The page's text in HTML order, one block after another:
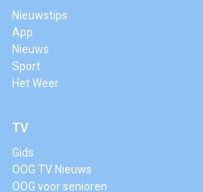
Nieuwstips
App
Nieuws
Sport
Het Weer
TV
Gids
OOG TV Nieuws
OOG voor senioren